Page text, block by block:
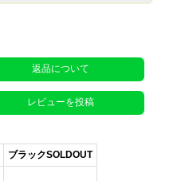
返品について
レビューを投稿
ブラックSOLDOUT